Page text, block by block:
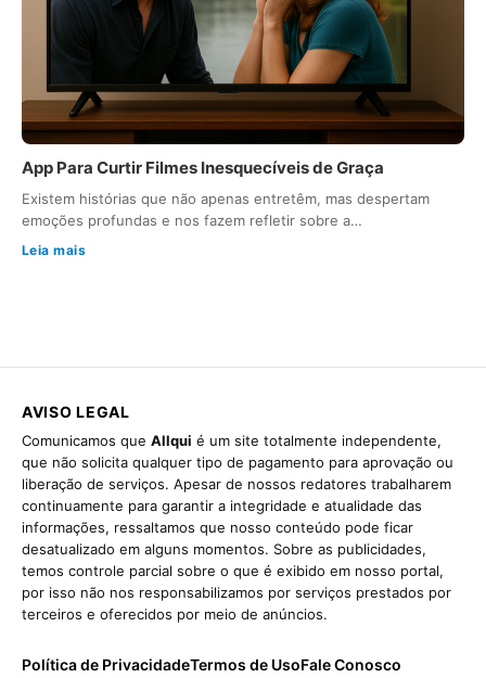
App Para Curtir Filmes Inesquecíveis de Graça
Existem histórias que não apenas entretêm, mas despertam
emoções profundas e nos fazem refletir sobre a…
Leia mais
AVISO LEGAL
Comunicamos que Allqui é um site totalmente independente,
que não solicita qualquer tipo de pagamento para aprovação ou
liberação de serviços. Apesar de nossos redatores trabalharem
continuamente para garantir a integridade e atualidade das
informações, ressaltamos que nosso conteúdo pode ficar
desatualizado em alguns momentos. Sobre as publicidades,
temos controle parcial sobre o que é exibido em nosso portal,
por isso não nos responsabilizamos por serviços prestados por
terceiros e oferecidos por meio de anúncios.
Política de PrivacidadeTermos de UsoFale Conosco